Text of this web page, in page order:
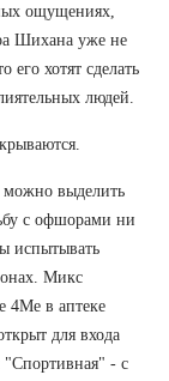
ощущениях,
Шихана уже не
его хотят сделать
людей.
можно выделить
с офшорами ни
испытывать
Микс
4Me в аптеке
для входа
"Спортивная" - с